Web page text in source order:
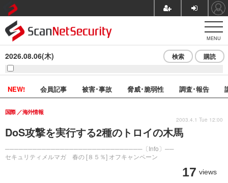
MENU
2026.08.06(木) 検索 購読
NEW! 会員記事 被害･事故 脅威･脆弱性 調査･報告
DoS攻撃を実行する2種のトロイの木馬
──────────────────────────────〔Info〕──
セキュリティメルマガ 春の [８５％] オフキャンペーン
国際 海外情報
17 views
2003.4.1 Tue 12:00